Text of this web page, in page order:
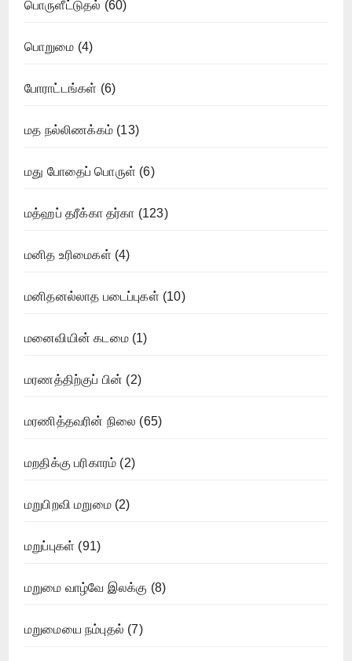
பொருளீட்டுதல் (60)
பொறுமை (4)
போராட்டங்கள் (6)
மத நல்லிணக்கம் (13)
மது போதைப் பொருள் (6)
மத்ஹப் தரீக்கா தர்கா (123)
மனித உரிமைகள் (4)
மனிதனல்லாத படைப்புகள் (10)
மனைவியின் கடமை(1)
மரணத்திற்குப் பின் (2)
மரணித்தவரின் நிலை (65)
மறதிக்கு பரிகாரம் (2)
மறுபிறவி மறுமை(2)
மறுப்புகள் (91)
மறுமை வாழ்வே இலக்கு (8)
மறுமையை நம்புதல் (7)